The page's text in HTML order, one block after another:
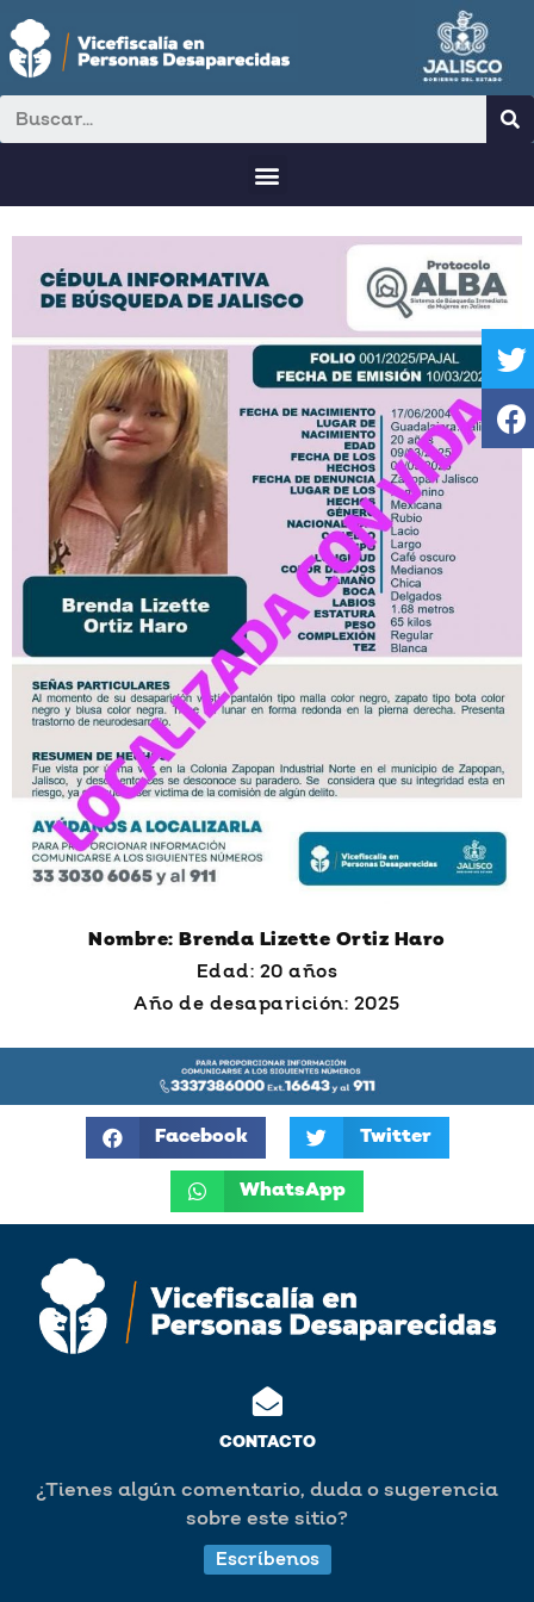
Nombre: Brenda Lizette Ortiz Haro
Edad: 20 años
Año de desaparición: 2025
Facebook Twitter
WhatsApp
CONTACTO
¿Tienes algún comentario, duda o sugerencia
sobre este sitio?
Escríbenos